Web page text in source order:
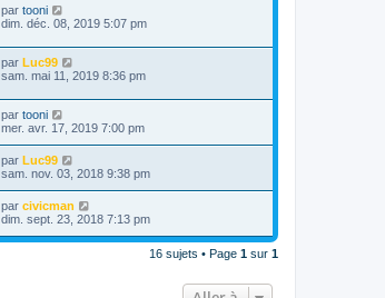
par tooni
dim. déc. 08, 2019 5:07 pm
par Luc99
sam. mai 11, 2019 8:36 pm
par tooni
mer. avr. 17, 2019 7:00 pm
par Luc99
sam. nov. 03, 2018 9:38 pm
par civicman
dim. sept. 23, 2018 7:13 pm
16 sujets • Page 1 sur 1